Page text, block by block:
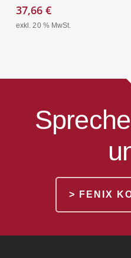
37,66€
exkl. 20 % MwSt.
> FENIX